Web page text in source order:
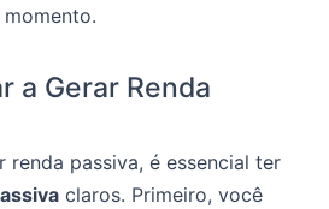
a Gerar Renda
renda passiva, é essencial ter
claros. Primeiro, você